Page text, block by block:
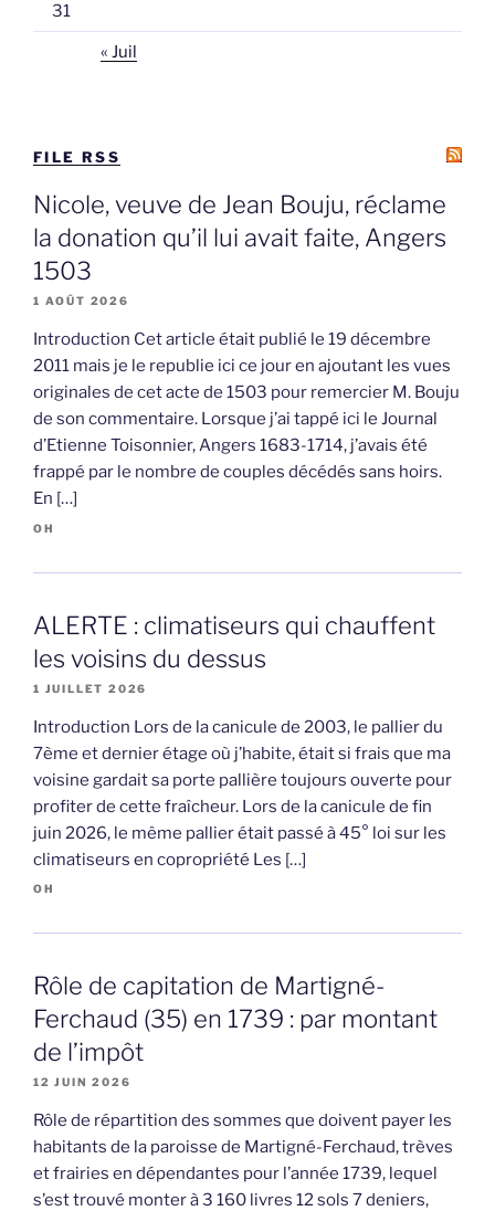
31
« Juil
FILE RSS
Nicole, veuve de Jean Bouju, réclame
la donation qu’il lui avait faite, Angers
1503
1 AOÛT 2026
Introduction Cet article était publié le 19 décembre
2011 mais je le republie ici ce jour en ajoutant les vues
originales de cet acte de 1503 pour remercier M. Bouju
de son commentaire. Lorsque j’ai tappé ici le Journal
d’Etienne Toisonnier, Angers 1683-1714, j’avais été
frappé par le nombre de couples décédés sans hoirs.
En […]
OH
ALERTE : climatiseurs qui chauffent
les voisins du dessus
1 JUILLET 2026
Introduction Lors de la canicule de 2003, le pallier du
7ème et dernier étage où j’habite, était si frais que ma
voisine gardait sa porte pallière toujours ouverte pour
profiter de cette fraîcheur. Lors de la canicule de fin
juin 2026, le même pallier était passé à 45° loi sur les
climatiseurs en copropriété Les […]
OH
Rôle de capitation de Martigné-
Ferchaud (35) en 1739 : par montant
de l’impôt
12 JUIN 2026
Rôle de répartition des sommes que doivent payer les
habitants de la paroisse de Martigné-Ferchaud, trèves
et frairies en dépendantes pour l’année 1739, lequel
s’est trouvé monter à 3 160 livres 12 sols 7 deniers,